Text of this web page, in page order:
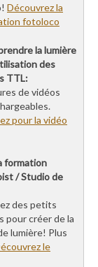
Découvrez la
fotoloco
la lumière
des
TTL:
de vidéos
pour la vidéo
formation
/ Studio de
des petits
pour créer de la
lumière! Plus
le